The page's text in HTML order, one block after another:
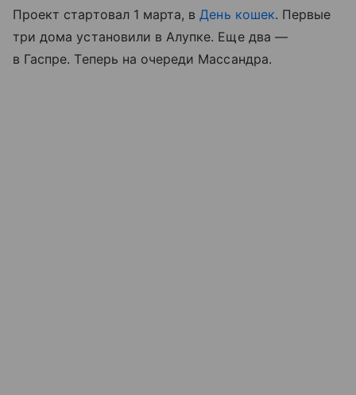
Проект стартовал 1 марта, в День кошек. Первые
три дома установили в Алупке. Еще два —
в Гаспре. Теперь на очереди Массандра.